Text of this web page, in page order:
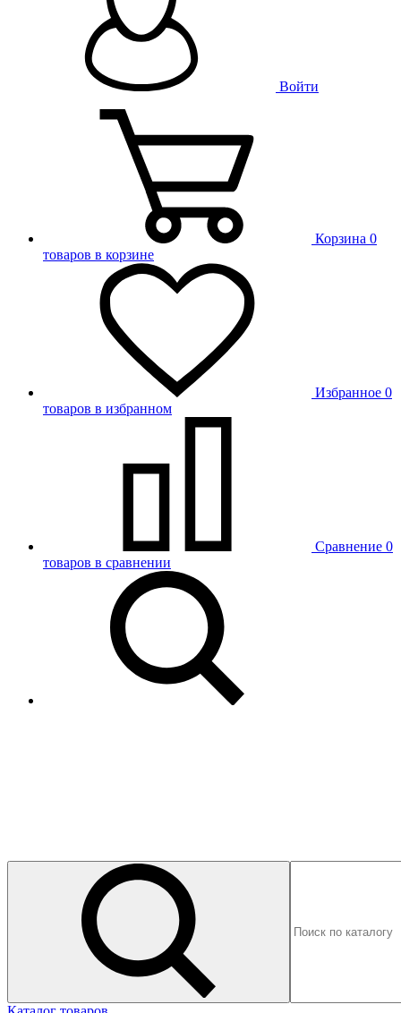
Войти
Корзина 0
товаров в корзине
Избранное 0
товаров в избранном
Сравнение 0
товаров в сравнении